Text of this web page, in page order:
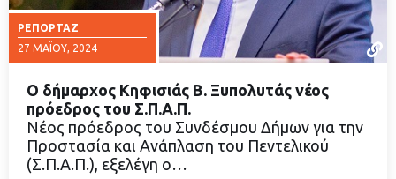
ΡΕΠΟΡΤΆΖ
27 ΜΑΪ́ΟΥ, 2024
ΔΙΑΒΑΣΤΕ ΠΕΡΙΣΣΟΤΕΡΑ
Ο δήμαρχος Κηφισιάς Β. Ξυπολυτάς νέος
πρόεδρος του Σ.Π.Α.Π.
Νέος πρόεδρος του Συνδέσμου Δήμων για την
Προστασία και Ανάπλαση του Πεντελικού
(Σ.Π.Α.Π.), εξελέγη ο…